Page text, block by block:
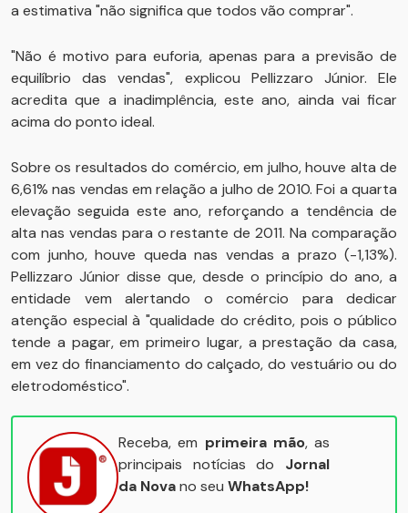
a estimativa "não significa que todos vão comprar".
"Não é motivo para euforia, apenas para a previsão de
equilíbrio das vendas", explicou Pellizzaro Júnior. Ele
acredita que a inadimplência, este ano, ainda vai ficar
acima do ponto ideal.
Sobre os resultados do comércio, em julho, houve alta de
6,61% nas vendas em relação a julho de 2010. Foi a quarta
elevação seguida este ano, reforçando a tendência de
alta nas vendas para o restante de 2011. Na comparação
com junho, houve queda nas vendas a prazo (-1,13%).
Pellizzaro Júnior disse que, desde o princípio do ano, a
entidade vem alertando o comércio para dedicar
atenção especial à "qualidade do crédito, pois o público
tende a pagar, em primeiro lugar, a prestação da casa,
em vez do financiamento do calçado, do vestuário ou do
eletrodoméstico".
Receba, em primeira mão, as
principais notícias do Jornal
da Novano seu WhatsApp!